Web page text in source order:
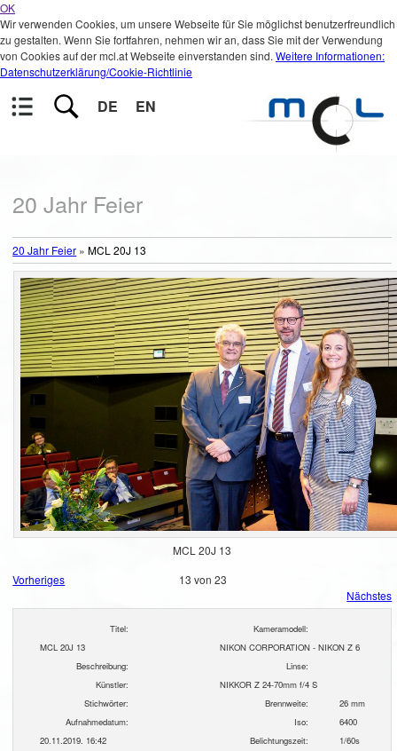
OK
Wir verwenden Cookies, um unsere Webseite für Sie möglichst benutzerfreundlich
zu gestalten. Wenn Sie fortfahren, nehmen wir an, dass Sie mit der Verwendung
von Cookies auf der mcl.at Webseite einverstanden sind. Weitere Informationen:
Datenschutzerklärung/Cookie-Richtlinie
DE EN
20 Jahr Feier
20 Jahr Feier »MCL 20J 13
MCL 20J 13
Vorheriges
13 von 23
Nächstes
Titel:
MCL 20J 13
Beschreibung:
Künstler:
Stichwörter:
Aufnahmedatum:
20.11.2019. 16:42
Kameramodell:
NIKON CORPORATION - NIKON Z 6
Linse:
NIKKOR Z 24-70mm f/4 S
Brennweite:
26 mm
Iso:
6400
Belichtungszeit:
1/60s